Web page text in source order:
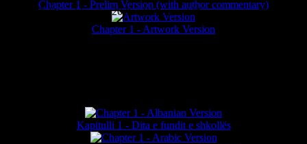
Chapter 1 - Prelim Version (with author commentary)
Chapter 1 - Artwork Version
Kapitulli 1 - Dita e fundit e shkollës
website © Daniel Lieske 2026 - Wormworld® is a registered